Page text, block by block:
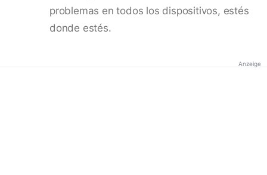
problemas en todos los dispositivos, estés
donde estés.
Anzeige